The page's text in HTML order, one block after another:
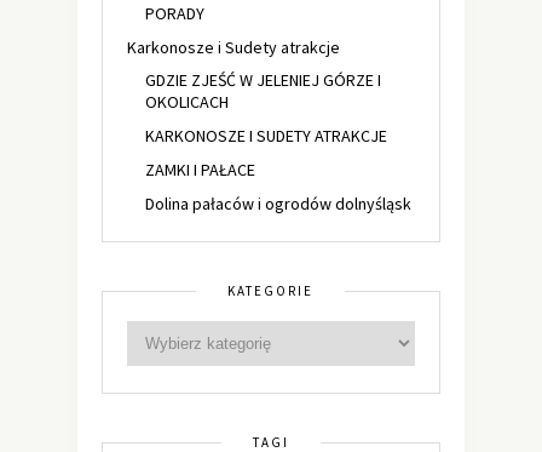
PORADY
Karkonosze i Sudety atrakcje
GDZIE ZJEŚĆ W JELENIEJ GÓRZE I
OKOLICACH
KARKONOSZE I SUDETY ATRAKCJE
ZAMKI I PAŁACE
Dolina pałaców i ogrodów dolnyśląsk
KATEGORIE
TAGI